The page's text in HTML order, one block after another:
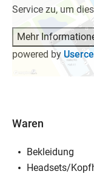
Service zu, um
Mehr
powered by
Waren
Bekleidung
Headsets/